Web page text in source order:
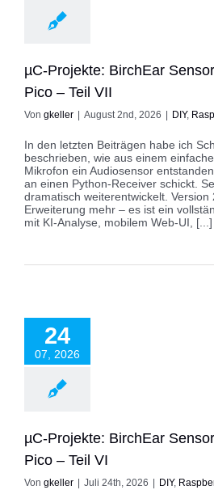
µC-Projekte: BirchEar
Pico – Teil VII
Von gkeller August 2nd, 2026 DIY,
In den letzten Beiträgen habe ich
beschrieben, wie aus einem
Mikrofon ein Audiosensor
an einen Python-Receiver schickt.
dramatisch weiterentwickelt.
Erweiterung mehr – es ist ein
mit KI-Analyse, mobilem Web-UI, [...]
24
07, 2026
Raspberry Pico
RaspberryPi
µC-Projekte: BirchEar
Pico – Teil VI
Von gkeller Juli 24th, 2026 DIY,